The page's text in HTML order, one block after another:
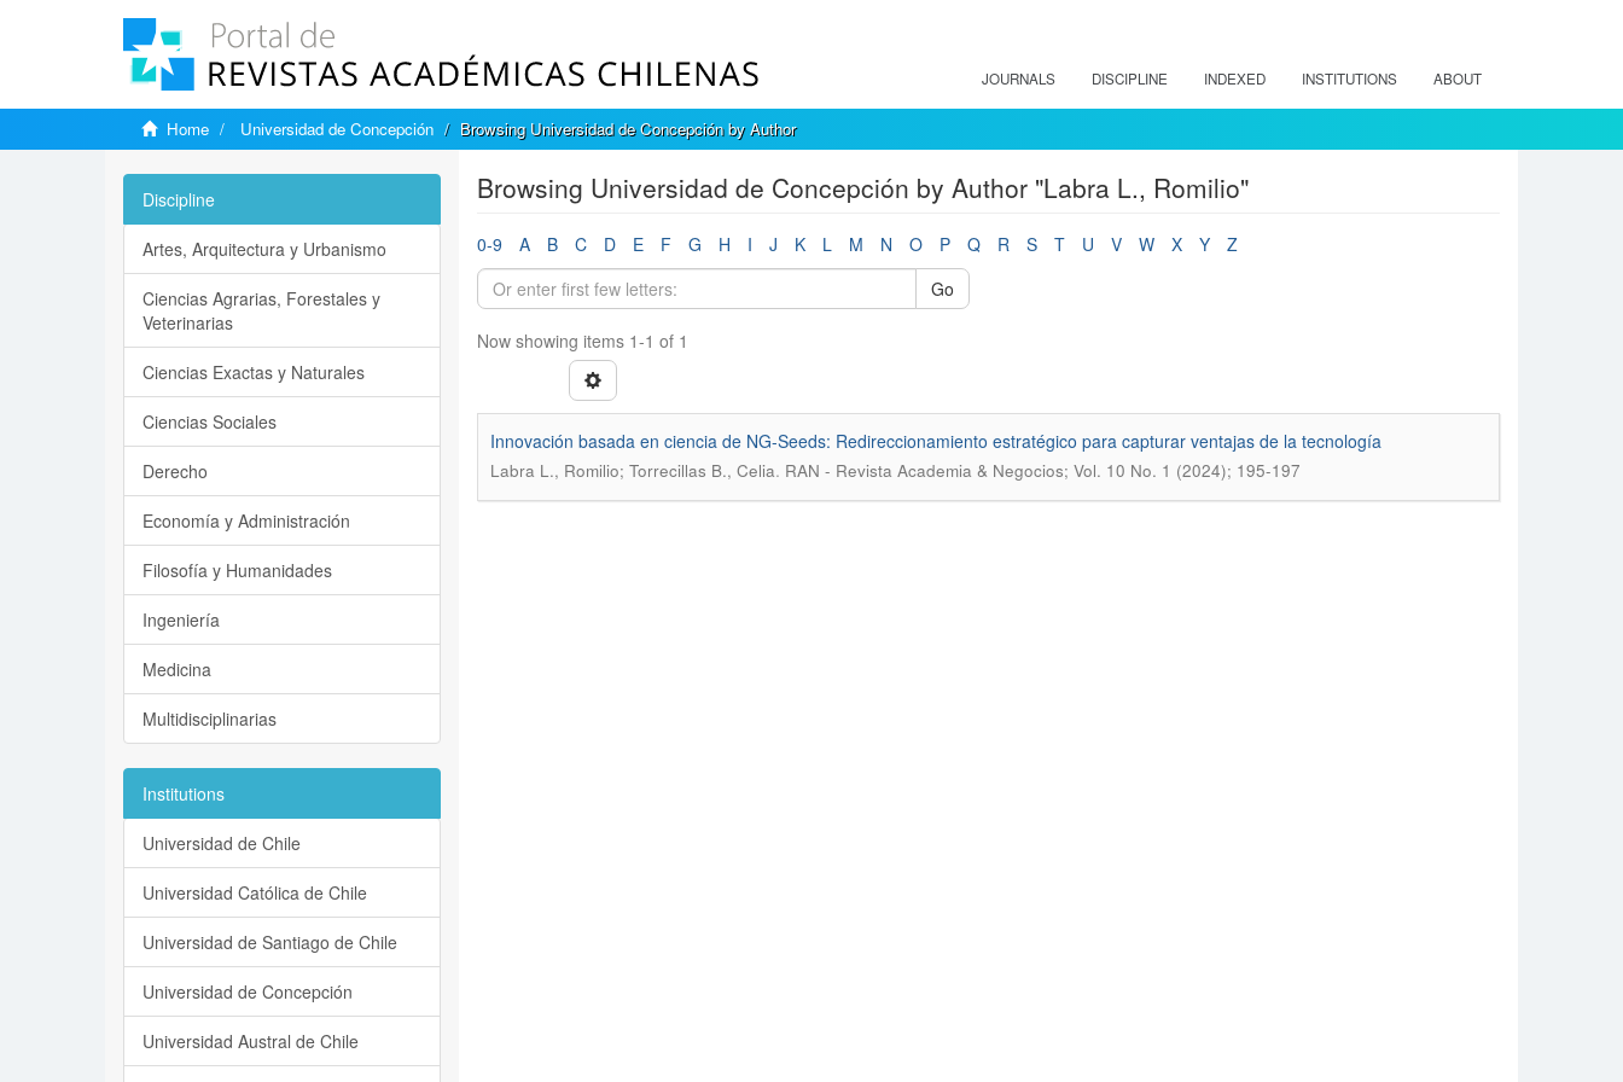
JOURNALS DISCIPLINE INDEXED INSTITUTIONS ABOUT
Home Universidad de Concepción Browsing Universidad de Concepción by Author
Browsing Universidad de Concepción by Author "Labra L., Romilio"
0-9 A B C D E F G H I J K L M N O P Q R S T U V W X Y
Z
Go
Now showing items 1-1 of 1
Innovación basada en ciencia de NG-Seeds: Redireccionamiento estratégico para capturar ventajas de la tecnología
Labra L., Romilio; Torrecillas B., Celia. RAN - Revista Academia & Negocios; Vol. 10 No. 1 (2024); 195-197
Discipline
Artes, Arquitectura y Urbanismo
Ciencias Agrarias, Forestales y
Veterinarias
Ciencias Exactas y Naturales
Ciencias Sociales
Derecho
Economía y Administración
Filosofía y Humanidades
Ingeniería
Medicina
Multidisciplinarias
Institutions
Universidad de Chile
Universidad Católica de Chile
Universidad de Santiago de Chile
Universidad de Concepción
Universidad Austral de Chile